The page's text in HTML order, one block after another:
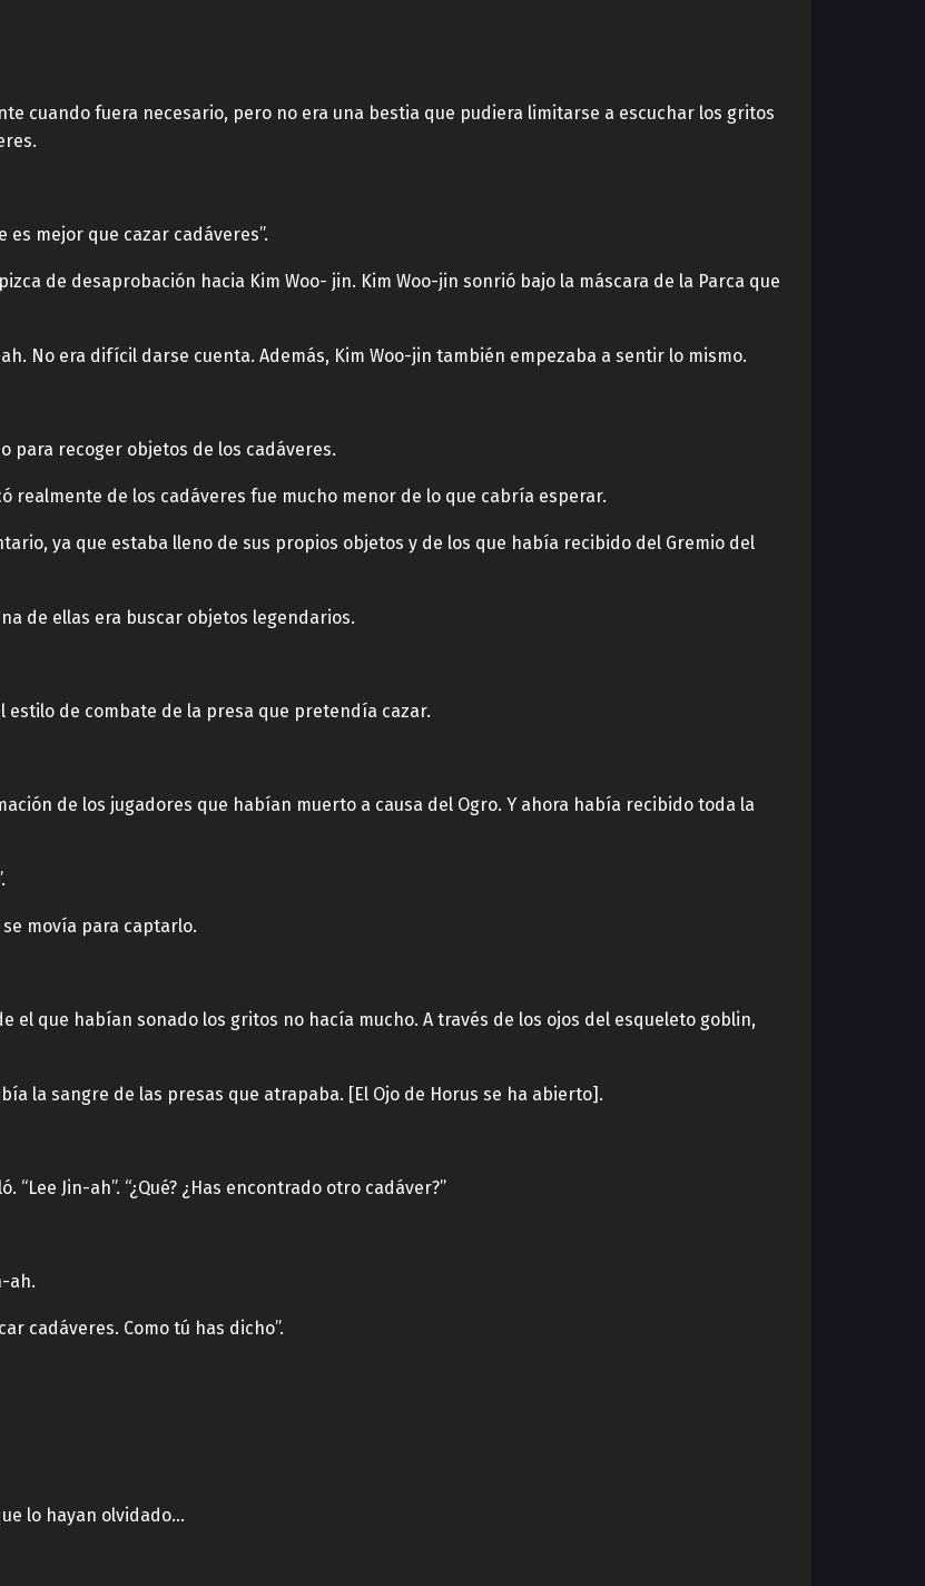
cuando fuera necesario, pero no era una bestia que pudiera limitarse a escuchar los gritos
es mejor que cazar cadáveres”.
de desaprobación hacia Kim Woo- jin. Kim Woo-jin sonrió bajo la máscara de la Parca que
No era difícil darse cuenta. Además, Kim Woo-jin también empezaba a sentir lo mismo.
para recoger objetos de los cadáveres.
realmente de los cadáveres fue mucho menor de lo que cabría esperar.
ya que estaba lleno de sus propios objetos y de los que había recibido del Gremio del
de ellas era buscar objetos legendarios.
de combate de la presa que pretendía cazar.
de los jugadores que habían muerto a causa del Ogro. Y ahora había recibido toda la
movía para captarlo.
el que habían sonado los gritos no hacía mucho. A través de los ojos del esqueleto goblin,
la sangre de las presas que atrapaba. [El Ojo de Horus se ha abierto].
Jin-ah”. “¿Qué? ¿Has encontrado otro cadáver?”
ah.
cadáveres. Como tú has dicho”.
lo hayan olvidado…